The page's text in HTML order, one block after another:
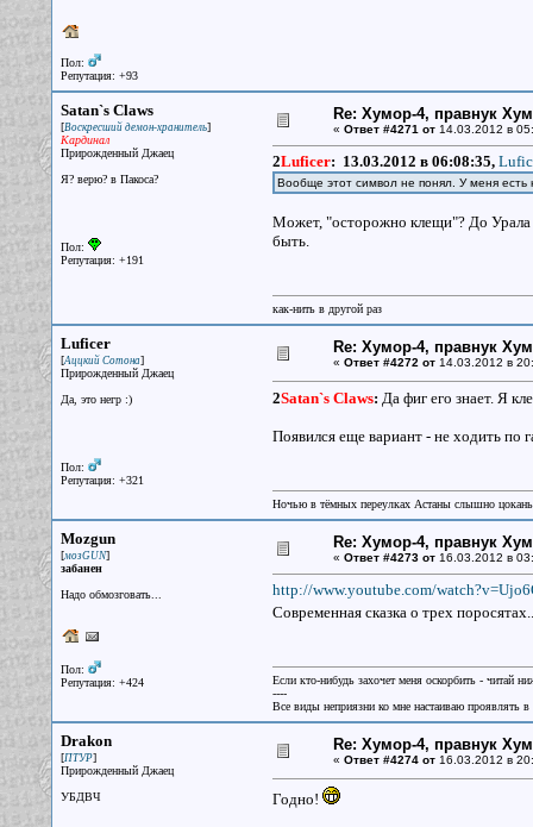
Пол:
Репутация: +93
Satan`s Claws
[Воскресший демон-хранитель]
Кардинал
Прирожденный Джаец
Я? верю? в Пакоса?
Пол:
Репутация: +191
Re: Хумор-4, правнук
« Ответ #4271 от14.03.2012 в
2Luficer: 13.03.2012 в 06:08:35,
Вообще этот символ не понял. У меня есть
Может, "осторожно клещи"? До Урала
быть.
как-нить в другой раз
Luficer
[Аццкий Сотона]
Прирожденный Джаец
Да, это негр :)
Пол:
Репутация: +321
Re: Хумор-4, правнук
« Ответ #4272 от14.03.2012 в
2Satan`s Claws: Да фиг его знает. Я
Появился еще вариант - не ходить по
Ночью в тёмных переулках Астаны слышно
Mozgun
[мозGUN]
забанен
Надо обмозговать...
Пол:
Репутация: +424
Re: Хумор-4, правнук
« Ответ #4273 от16.03.2012 в
http://www.youtube.com/
Современная сказка о трех
Если кто-нибудь захочет меня оскорбить - читай
----
Все виды неприязни ко мне настаиваю проявлять
Drakon
[ПТУР]
Прирожденный Джаец
УБДВЧ
Re: Хумор-4, правнук
« Ответ #4274 от16.03.2012 в
Годно!